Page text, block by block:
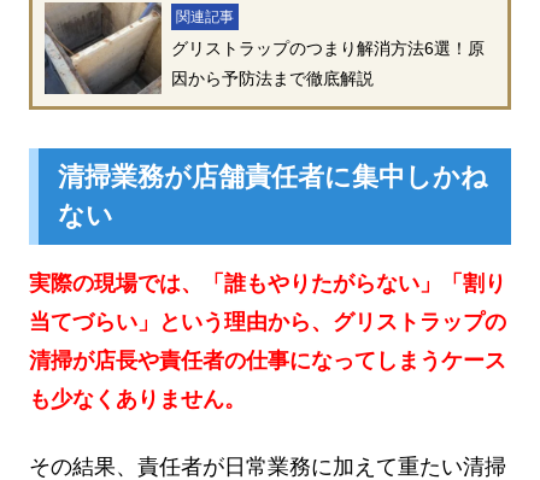
関連記事
グリストラップのつまり解消方法6選！原
因から予防法まで徹底解説
清掃業務が店舗責任者に集中しかね
ない
実際の現場では、「誰もやりたがらない」「割り
当てづらい」という理由から、グリストラップの
清掃が店長や責任者の仕事になってしまうケース
も少なくありません。
その結果、責任者が日常業務に加えて重たい清掃